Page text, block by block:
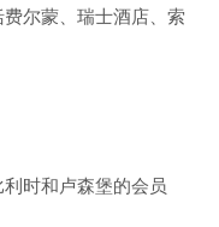
尔蒙、瑞士酒店、索
时和卢森堡的会员